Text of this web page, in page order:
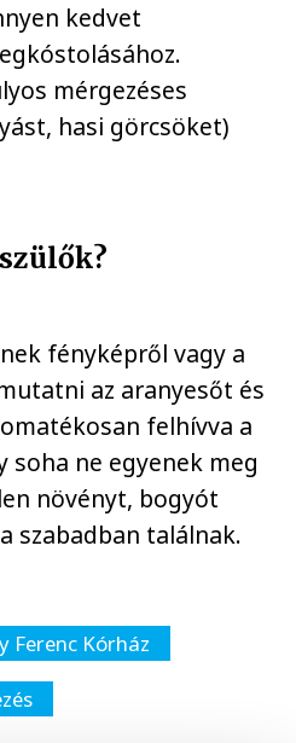
kedvet
mérgezéses
hasi görcsöket)
fényképről vagy a
az aranyesőt és
felhívva a
ne egyenek meg
növényt, bogyót
szabadban találnak.
Ferenc Kórház